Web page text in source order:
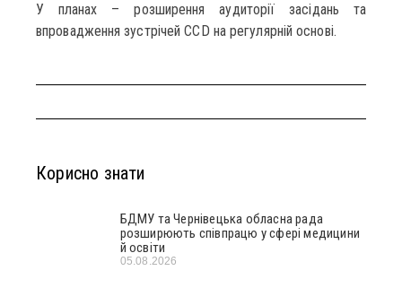
У планах – розширення аудиторії засідань та
впровадження зустрічей CCD на регулярній основі.
Корисно знати
БДМУ та Чернівецька обласна рада
розширюють співпрацю у сфері медицини
й освіти
05.08.2026